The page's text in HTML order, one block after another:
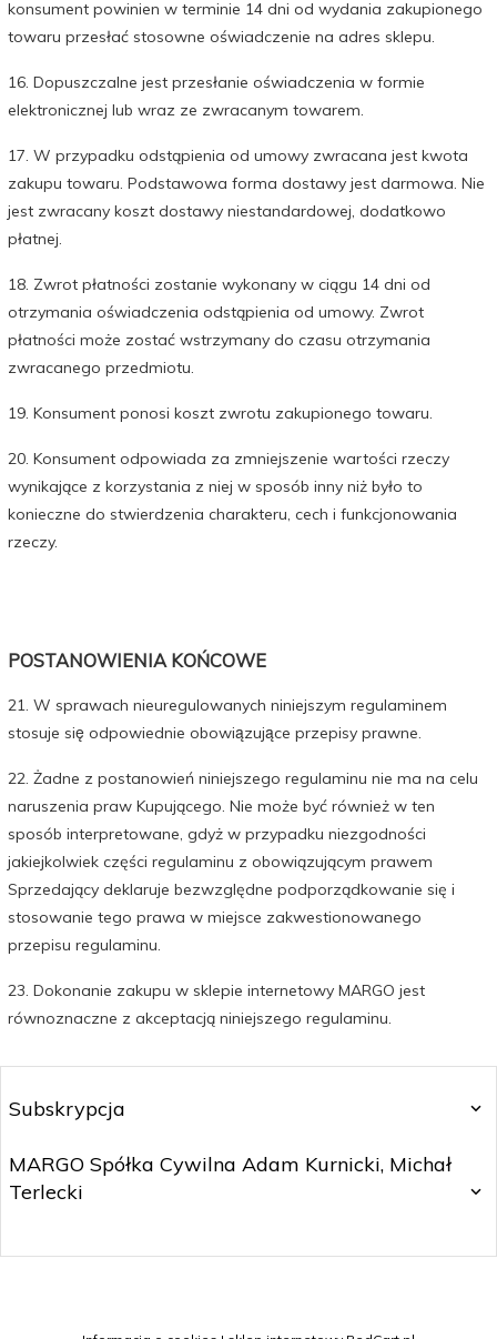
konsument powinien w terminie 14 dni od wydania zakupionego
towaru przesłać stosowne oświadczenie na adres sklepu.
16. Dopuszczalne jest przesłanie oświadczenia w formie
elektronicznej lub wraz ze zwracanym towarem.
17. W przypadku odstąpienia od umowy zwracana jest kwota
zakupu towaru. Podstawowa forma dostawy jest darmowa. Nie
jest zwracany koszt dostawy niestandardowej, dodatkowo
płatnej.
18. Zwrot płatności zostanie wykonany w ciągu 14 dni od
otrzymania oświadczenia odstąpienia od umowy. Zwrot
płatności może zostać wstrzymany do czasu otrzymania
zwracanego przedmiotu.
19. Konsument ponosi koszt zwrotu zakupionego towaru.
20. Konsument odpowiada za zmniejszenie wartości rzeczy
wynikające z korzystania z niej w sposób inny niż było to
konieczne do stwierdzenia charakteru, cech i funkcjonowania
rzeczy.
POSTANOWIENIA KOŃCOWE
21. W sprawach nieuregulowanych niniejszym regulaminem
stosuje się odpowiednie obowiązujące przepisy prawne.
22. Żadne z postanowień niniejszego regulaminu nie ma na celu
naruszenia praw Kupującego. Nie może być również w ten
sposób interpretowane, gdyż w przypadku niezgodności
jakiejkolwiek części regulaminu z obowiązującym prawem
Sprzedający deklaruje bezwzględne podporządkowanie się i
stosowanie tego prawa w miejsce zakwestionowanego
przepisu regulaminu.
23. Dokonanie zakupu w sklepie internetowy MARGO jest
równoznaczne z akceptacją niniejszego regulaminu.
Subskrypcja
MARGO Spółka Cywilna Adam Kurnicki, Michał
Terlecki